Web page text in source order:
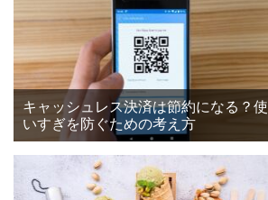
キャッシュレス決済は節約になる？使
いすぎを防ぐための考え方